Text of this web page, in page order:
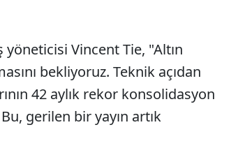
Vincent Tie, "Altın
bekliyoruz. Teknik açıdan
42 aylık rekor konsolidasyon
gerilen bir yayın artık